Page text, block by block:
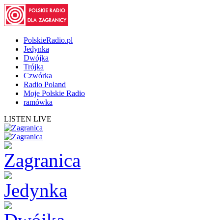
PolskieRadio.pl
Jedynka
Dwójka
Trójka
Czwórka
Radio Poland
Moje Polskie Radio
ramówka
LISTEN LIVE